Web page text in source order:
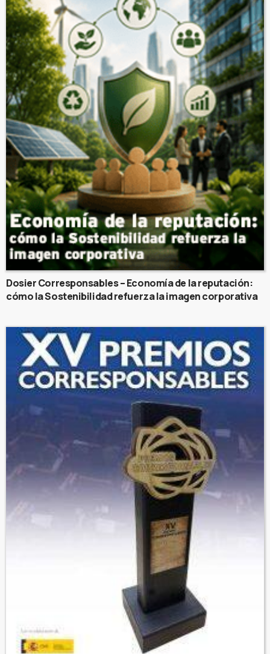
Dosier Corresponsables – Economía de la reputación:
cómo la Sostenibilidad refuerza la imagen corporativa